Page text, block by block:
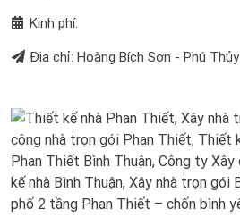
Kinh phí:
Địa chỉ: Hoàng Bích Sơn - Phú